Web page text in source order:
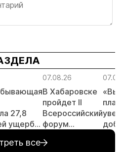
27,8
ущерба
07.08.26
В Хабаровске
пройдет II
Всероссийский
форум
золото
все